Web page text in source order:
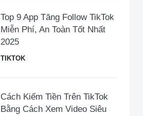
Top 9 App Tăng Follow TikTok
Miễn Phí, An Toàn Tốt Nhất
2025
TIKTOK
Cách Kiếm Tiền Trên TikTok
Bằng Cách Xem Video Siêu